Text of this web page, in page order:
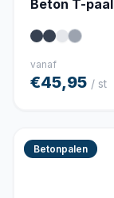
Beton T-paal
vanaf
€45,95 / st
Betonpalen